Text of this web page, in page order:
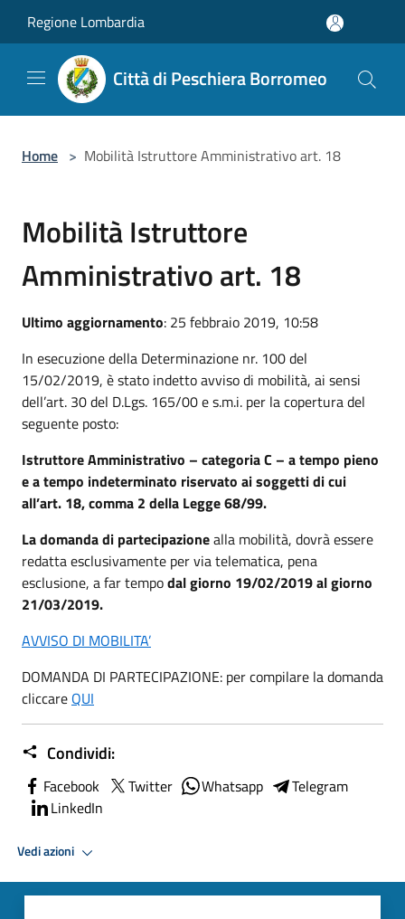
Regione Lombardia
Città di Peschiera Borromeo
Home > Mobilità Istruttore Amministrativo art. 18
Mobilità Istruttore
Amministrativo art. 18
Ultimo aggiornamento: 25 febbraio 2019, 10:58
In esecuzione della Determinazione nr. 100 del
15/02/2019, è stato indetto avviso di mobilità, ai sensi
dell’art. 30 del D.Lgs. 165/00 e s.m.i. per la copertura del
seguente posto:
Istruttore Amministrativo – categoria C – a tempo pieno
e a tempo indeterminato riservato ai soggetti di cui
all’art. 18, comma 2 della Legge 68/99.
La domanda di partecipazionealla mobilità, dovrà essere
redatta esclusivamente per via telematica, pena
esclusione, a far tempodal giorno 19/02/2019al giorno
21/03/2019.
AVVISO DI MOBILITA’
DOMANDA DI PARTECIPAZIONE: per compilare la domanda
cliccare QUI
Condividi:
Facebook Twitter Whatsapp
Telegram
LinkedIn
Vedi azioni